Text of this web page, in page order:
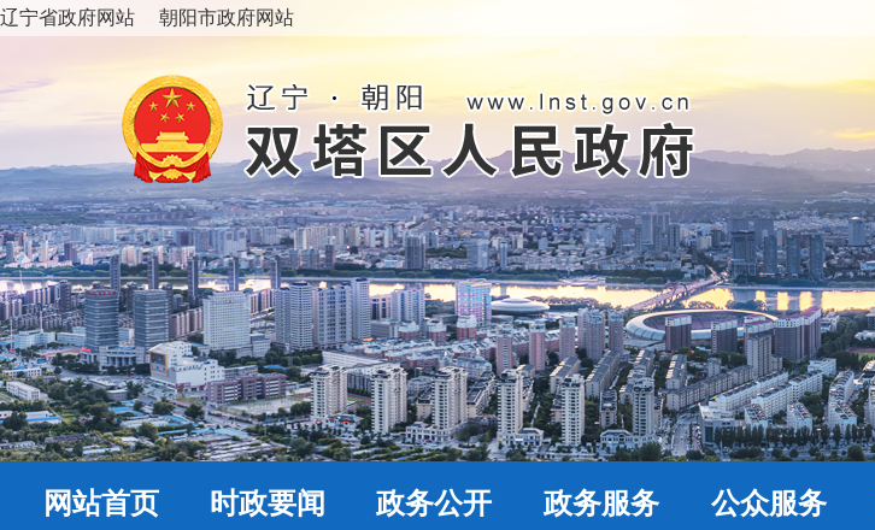
辽宁省政府网站 朝阳市政府网站
网站首页 时政要闻 政务公开 政务服务 公众服务